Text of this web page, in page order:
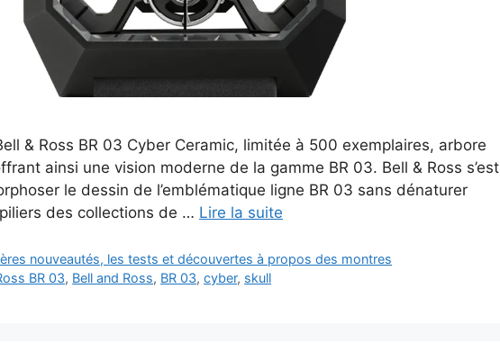
& Ross BR 03 Cyber Ceramic, limitée à 500 exemplaires, arbore
ainsi une vision moderne de la gamme BR 03. Bell & Ross s’est
le dessin de l’emblématique ligne BR 03 sans dénaturer
piliers des collections de … Lire la suite
nouveautés, les tests et découvertes à propos des montres
BR 03, Bell and Ross, BR 03,cyber, skull